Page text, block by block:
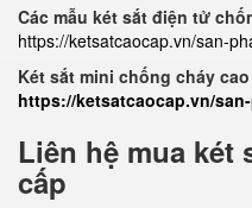
Các mẫu két sắt điện tử
https://ketsatcaocap.vn/san-
Két sắt mini chống cháy
https://ketsatcaocap.vn/
Liên hệ mua két
cấp